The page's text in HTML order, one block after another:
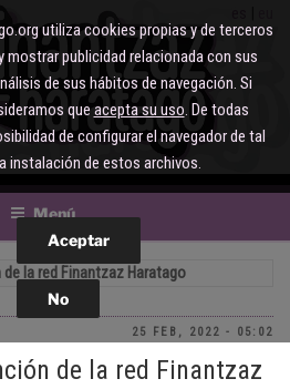
Menú
la red Finantzaz Haratago
25 FEB, 2022 - 05:02
de la red Finantzaz
utiliza cookies propias y de terceros
mostrar publicidad relacionada con sus
de sus hábitos de navegación. Si
queacepta su uso. De todas
de configurar el navegador de tal
instalación de estos archivos.